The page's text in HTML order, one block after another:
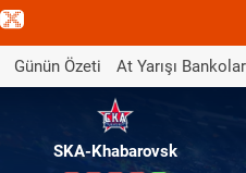
Günün Özeti At Yarışı
SKA-Khabarovsk